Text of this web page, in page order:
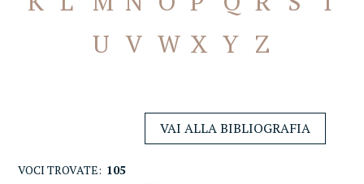
U V W X Y Z
VAI ALLA BIBLIOGRAFIA
VOCI TROVATE: 105